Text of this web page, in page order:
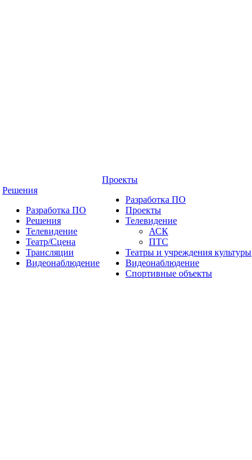
Решения
Разработка ПО
Решения
Телевидение
Театр/Сцена
Трансляции
Видеонаблюдение
Проекты
Разработка ПО
Проекты
Телевидение
АСК
ПТС
Театры и учреждения культуры
Видеонаблюдение
Спортивные объекты